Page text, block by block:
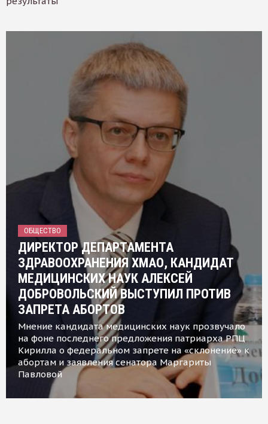
ОБЩЕСТВО
ДИРЕКТОР ДЕПАРТАМЕНТА
ЗДРАВООХРАНЕНИЯ ХМАО, КАНДИДАТ
МЕДИЦИНСКИХ НАУК АЛЕКСЕЙ
ДОБРОВОЛЬСКИЙ ВЫСТУПИЛ ПРОТИВ
ЗАПРЕТА АБОРТОВ
Мнение кандидата медицинских наук прозвучало
на фоне последнего предложения патриарха РПЦ
Кирилла о федеральном запрете на «склонение» к
абортам и заявления сенатора Маргариты
Павловой